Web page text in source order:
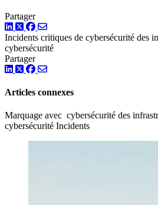
Partager
LinkedIn
TwitterFacebook
Incidents critiques de cybersécurité des
cybersécurité
Partager
LinkedIn
TwitterFacebook
Articles connexes
Marquage avec cybersécurité des
cybersécurité Incidents